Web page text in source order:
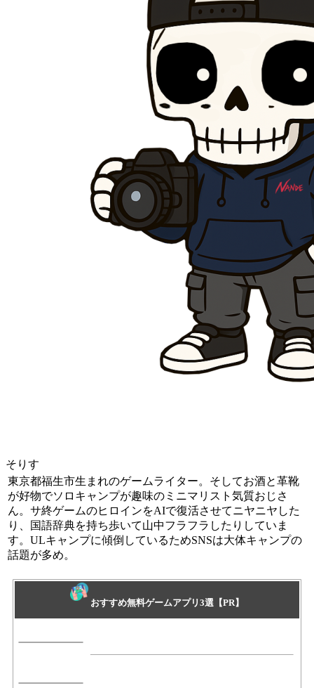
そりす
東京都福生市生まれのゲームライター。そしてお酒と革靴
が好物でソロキャンプが趣味のミニマリスト気質おじさ
ん。サ終ゲームのヒロインをAIで復活させてニヤニヤした
り、国語辞典を持ち歩いて山中フラフラしたりしていま
す。ULキャンプに傾倒しているためSNSは大体キャンプの
話題が多め。
おすすめ無料ゲームアプリ3選【PR】